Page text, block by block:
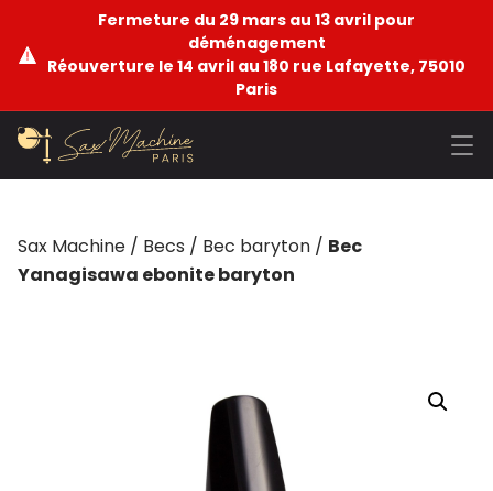
Fermeture du 29 mars au 13 avril pour
déménagement
Réouverture le 14 avril au 180 rue Lafayette, 75010
Paris
Sax Machine / Becs / Bec baryton / Bec
Yanagisawa ebonite baryton